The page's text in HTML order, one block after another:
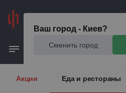
Ваш город - Киев?
Сменить город
Акции Еда и рестораны